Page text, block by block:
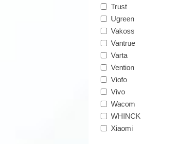
Trust
Ugreen
Vakoss
Vantrue
Varta
Vention
Viofo
Vivo
Wacom
WHINCK
Xiaomi